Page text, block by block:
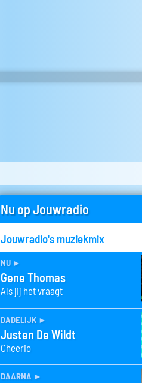
Nu op Jouwradio
Jouwradio's muziekmix
nu ►
Gene Thomas
Als jij het vraagt
dadelijk ►
Justen De Wildt
Cheerio
daarna ►